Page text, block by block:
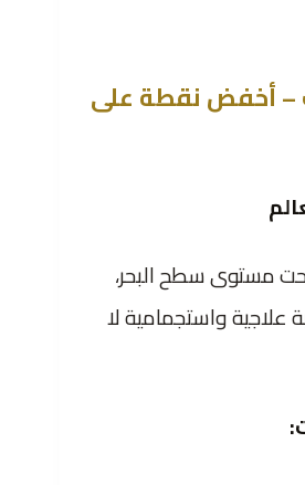
– أخفض نقطة على
430 متر تحت مستوى سطح البحر،
علاجية واستجمامية لا